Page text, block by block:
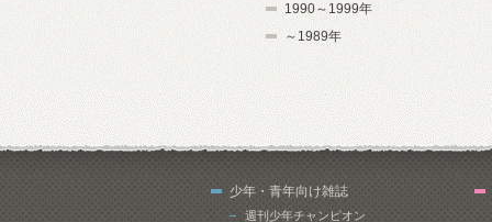
1990～1999年
～1989年
少年・青年向け雑誌
週刊少年チャンピオン